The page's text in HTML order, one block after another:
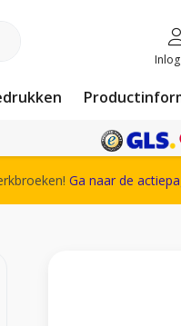
Het complete Snickers
Ga naar de